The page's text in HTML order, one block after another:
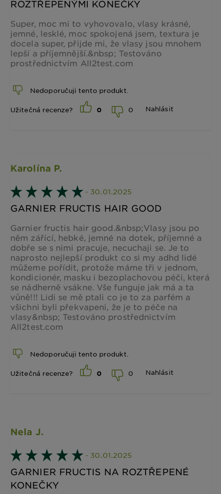
ROZTŘEPENÝMI KONEČKY
Super, moc mi to vyhovovalo, vlasy krásné,
jemné, lesklé, moc spokojená jsem, textura je
docela super, přijde mi, že vlasy jsou mnohem
lepší a příjemnější.&nbsp; Testováno
prostřednictvím All2test.com
Nedoporučuji tento produkt.
Užitečná recenze? 0 0 Nahlásit
Karolína P.
- 30.01.2025
GARNIER FRUCTIS HAIR GOOD
Garnier fructis hair good.&nbsp;Vlasy jsou po
něm zářící, hebké, jemné na dotek, příjemné a
dobře se s nimi pracuje, necuchaji se. Je to
naprosto nejlepší produkt co si my adhd lidé
můžeme pořídit, protože máme tři v jednom,
kondicionér, masku i bezoplachovou péči, která
se nádherně vsákne. Vše funguje jak má a ta
vůně!!! Lidi se mě ptali co je to za parfém a
všichni byli překvapeni, že je to péče na
vlasy&nbsp; Testováno prostřednictvím
All2test.com
Nedoporučuji tento produkt.
Užitečná recenze? 0 0 Nahlásit
Nela J.
- 30.01.2025
GARNIER FRUCTIS NA ROZTŘEPENÉ
KONEČKY